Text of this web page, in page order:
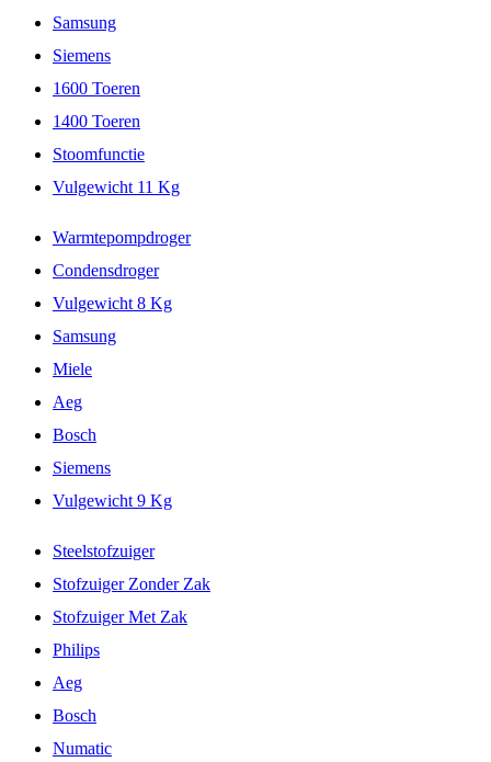
Samsung
Siemens
1600 Toeren
1400 Toeren
Stoomfunctie
Vulgewicht 11 Kg
Warmtepompdroger
Condensdroger
Vulgewicht 8 Kg
Samsung
Miele
Aeg
Bosch
Siemens
Vulgewicht 9 Kg
Steelstofzuiger
Stofzuiger Zonder Zak
Stofzuiger Met Zak
Philips
Aeg
Bosch
Numatic